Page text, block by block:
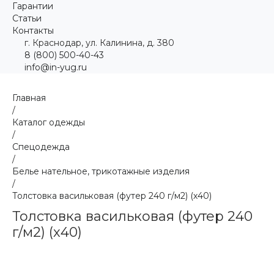
Гарантии
Статьи
Контакты
г. Краснодар, ул. Калинина, д. 380
8 (800) 500-40-43
info@in-yug.ru
Главная
/
Каталог одежды
/
Спецодежда
/
Белье нательное, трикотажные изделия
/
Толстовка васильковая (футер 240 г/м2) (х40)
Толстовка васильковая (футер 240
г/м2) (х40)